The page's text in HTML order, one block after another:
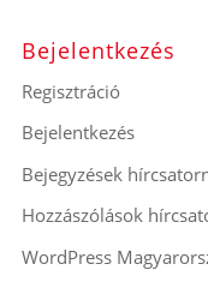
Bejelentkezés
Regisztráció
Bejelentkezés
Bejegyzések
Hozzászólások
WordPress